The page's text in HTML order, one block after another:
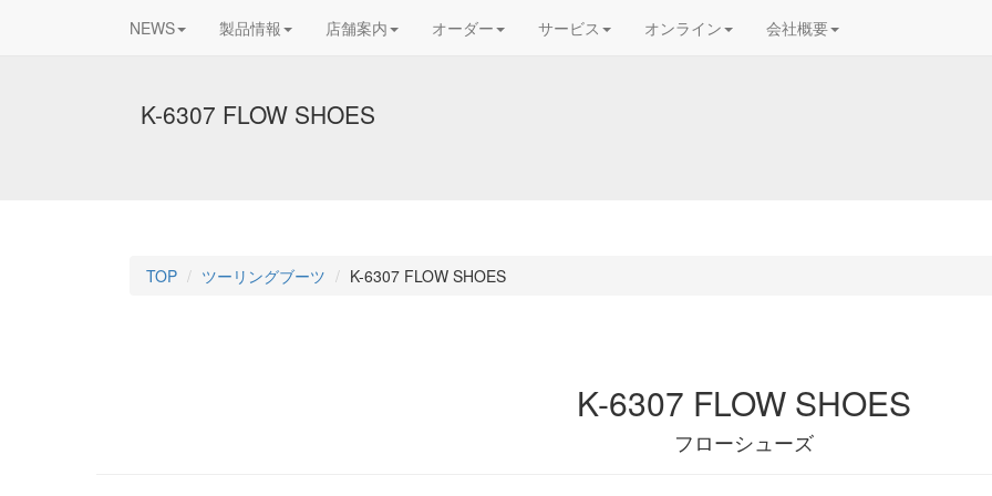
NEWS 製品情報 店舗案内 オーダー サービス オンライン 会社概要
K-6307 FLOW SHOES
TOP ツーリングブーツ K-6307 FLOW SHOES
K-6307 FLOW SHOES
フローシューズ